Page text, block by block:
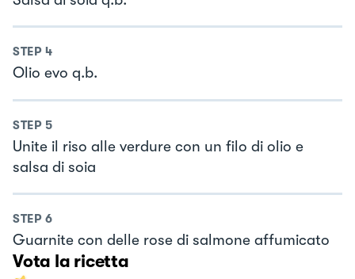
STEP 4
Olio evo q.b.
STEP 5
Unite il riso alle verdure con un filo di olio e
salsa di soia
STEP 6
Guarnite con delle rose di salmone affumicato
Vota la ricetta